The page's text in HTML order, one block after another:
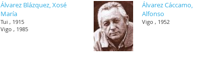
Álvarez Blázquez, Xosé
María
Tui , 1915
Vigo , 1985
Álvarez Cáccamo,
Alfonso
Vigo , 1952